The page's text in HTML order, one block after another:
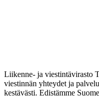
Liikenne- ja viestintävirasto
viestinnän yhteydet ja
kestävästi. Edistämme